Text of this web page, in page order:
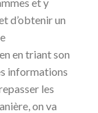
d’obtenir un
en triant son
informations
les
on va